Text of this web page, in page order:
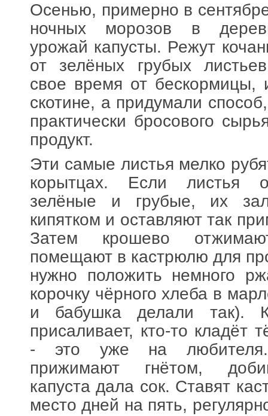
Осенью, примерно в
ночных морозов в
урожай капусты. Режут
от зелёных грубых
свое время от бескормицы,
скотине, а придумали
практически бросового
продукт.
Эти самые листья мелко
корытцах. Если листья
зелёные и грубые, их
кипятком и оставляют так
Затем крошево
помещают в кастрюлю для
нужно положить немного
корочку чёрного хлеба в
и бабушка делали так).
присаливает, кто-то кладёт
- это уже на
прижимают гнётом,
капуста дала сок. Ставят
место дней на пять,